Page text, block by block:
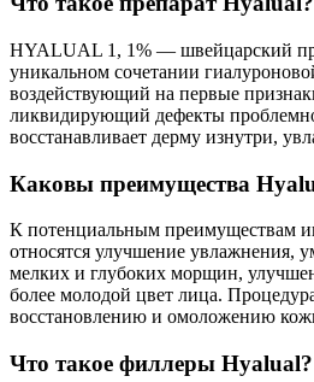
HYALUAL 1, 1% — швейцарский
уникальном сочетании
воздействующий на первые
ликвидирующий дефекты
восстанавливает дерму изнутри,
Каковы преимущества
К потенциальным преимуществам
относятся улучшение увлажнения,
мелких и глубоких морщин,
более молодой цвет лица.
восстановлению и омоложению
Что такое филлеры Hyalual?